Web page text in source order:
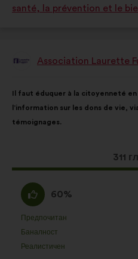
:
santé, la prévention et le
ПредложениеAssociation Laurette
на
предложението:
Il faut éduquer à la citoyenneté
l’information sur les dons de vie,
témoignages.
Това
311
разпределението
е:
Съгласен
съм
:
60%
Предпочитан
:пъти
Баналност
:пъти
Реалистичен
:пъти